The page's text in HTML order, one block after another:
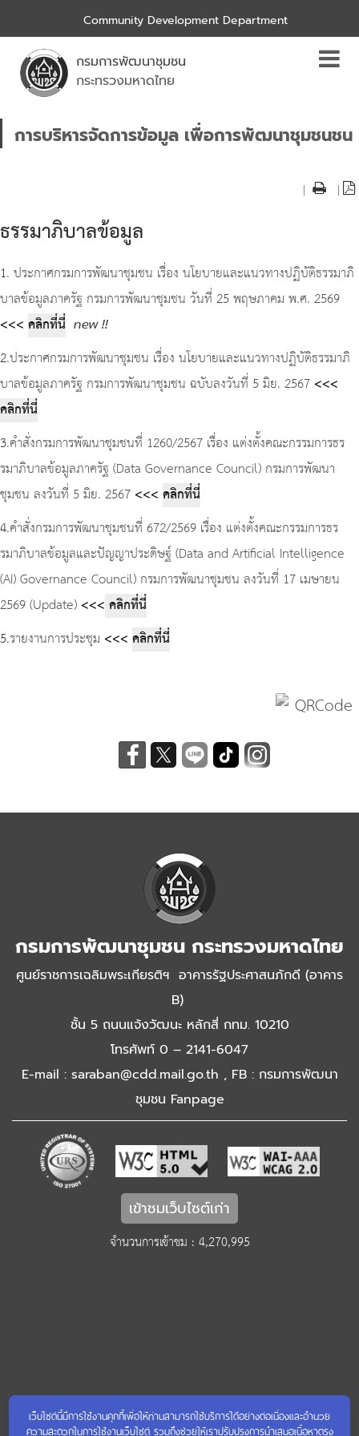
Community Development Department
กรมการพัฒนาชุมชน
กระทรวงมหาดไทย
การบริหารจัดการข้อมูล เพื่อการพัฒนาชุมชนชน
| |
ธรรมาภิบาลข้อมูล
1. ประกาศกรมการพัฒนาชุมชน เรื่อง นโยบายและแนวทางปฏิบัติธรรมาภิ
บาลข้อมูลภาครัฐ กรมการพัฒนาชุมชน วันที่ 25 พฤษภาคม พ.ศ. 2569
<<< คลิกที่นี่ new !!
2.ประกาศกรมการพัฒนาชุมชน เรื่อง นโยบายและแนวทางปฏิบัติธรรมาภิ
บาลข้อมูลภาครัฐ กรมการพัฒนาชุมชน ฉบับลงวันที่ 5 มิย. 2567<<<
คลิกที่นี่
3.คำสั่งกรมการพัฒนาชุมชนที่ 1260/2567 เรื่อง แต่งตั้งคณะกรรมการธร
รมาภิบาลข้อมูลภาครัฐ (Data Governance Council) กรมการพัฒนา
ชุมชน ลงวันที่ 5 มิย. 2567<<< คลิกที่นี่
4.คำสั่งกรมการพัฒนาชุมชนที่ 672/2569 เรื่อง แต่งตั้งคณะกรรมการธร
รมาภิบาลข้อมูลและปัญญาประดิษฐ์ (Data and Artificial Intelligence
(AI) Governance Council) กรมการพัฒนาชุมชน ลงวันที่ 17 เมษายน
2569 (Update)<<< คลิกที่นี่
5.รายงานการประชุม <<< คลิกที่นี่
กรมการพัฒนาชุมชน กระทรวงมหาดไทย
ศูนย์ราชการเฉลิมพระเกียรติฯ อาคารรัฐประศาสนภักดี (อาคาร
B)
ชั้น 5 ถนนแจ้งวัฒนะ หลักสี่ กทม. 10210
โทรศัพท์ 0 – 2141-6047
E-mail : saraban@cdd.mail.go.th , FB : กรมการพัฒนา
ชุมชน Fanpage
เข้าชมเว็บไซต์เก่า
จำนวนการเข้าชม : 4,270,995
เว็บไซต์นี้มีการใช้งานคุกกี้เพื่อให้ท่านสามารถใช้บริการได้อย่างต่อเนื่องและอำนวย
ความสะดวกในการใช้งานเว็บไซต์ รวมถึงช่วยให้เราปรับปรุงการนำเสนอเนื้อหาตรง